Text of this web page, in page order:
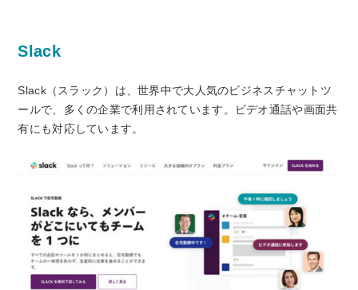
Slack
Slack（スラック）は、世界中で大人気のビジネスチャットツ
ールで、多くの企業で利用されています。ビデオ通話や画面共
有にも対応しています。